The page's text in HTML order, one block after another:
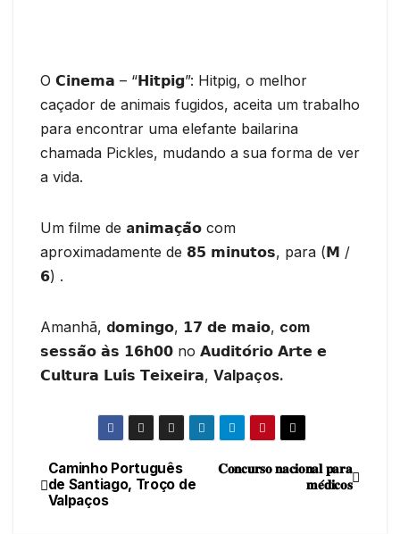
O 𝗖𝗶𝗻𝗲𝗺𝗮 – “𝗛𝗶𝘁𝗽𝗶𝗴”: Hitpig, o melhor
caçador de animais fugidos, aceita um trabalho
para encontrar uma elefante bailarina
chamada Pickles, mudando a sua forma de ver
a vida.
Um filme de a𝗻𝗶𝗺𝗮𝗰̧𝗮̃𝗼 com
aproximadamente de 𝟴𝟱 𝗺𝗶𝗻𝘂𝘁𝗼𝘀, para (𝗠 /
𝟲) .
Amanhã, d𝗼𝗺𝗶𝗻𝗴𝗼, 𝟭𝟳 𝗱𝗲 𝗺𝗮𝗶𝗼, com
𝘀𝗲𝘀𝘀𝗮̃𝗼 𝗮̀𝘀 𝟭𝟲𝗵𝟬𝟬 no 𝗔𝘂𝗱𝗶𝘁𝗼́𝗿𝗶𝗼 𝗔𝗿𝘁𝗲 𝗲
𝗖𝘂𝗹𝘁𝘂𝗿𝗮 𝗟𝘂𝗶́𝘀 𝗧𝗲𝗶𝘅𝗲𝗶𝗿𝗮, Valpaços.
Navegação
de
𝐂𝐨𝐧𝐜𝐮𝐫𝐬𝐨 𝐧𝐚𝐜𝐢𝐨𝐧𝐚𝐥 𝐩𝐚𝐫𝐚
𝐦𝐞́𝐝𝐢𝐜𝐨𝐬
Caminho Português
de Santiago, Troço de
Valpaços